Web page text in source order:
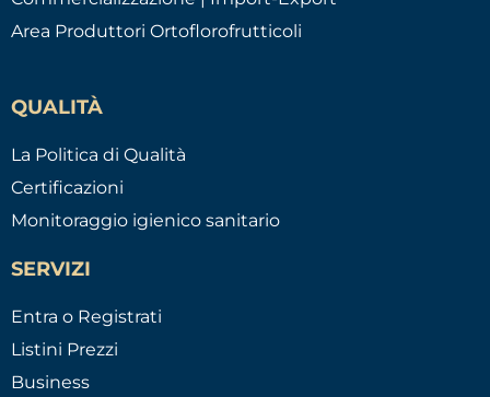
Area Produttori Ortoflorofrutticoli
QUALITÀ
La Politica di Qualità
Certificazioni
Monitoraggio igienico sanitario
SERVIZI
Entra o Registrati
Listini Prezzi
Business